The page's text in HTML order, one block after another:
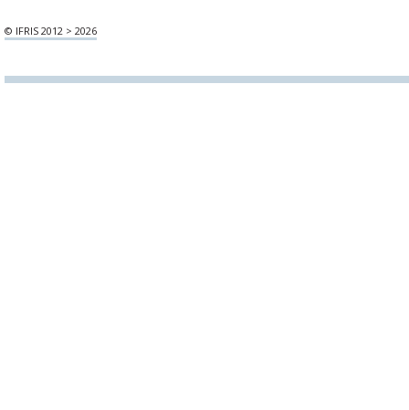
© IFRIS 2012 > 2026